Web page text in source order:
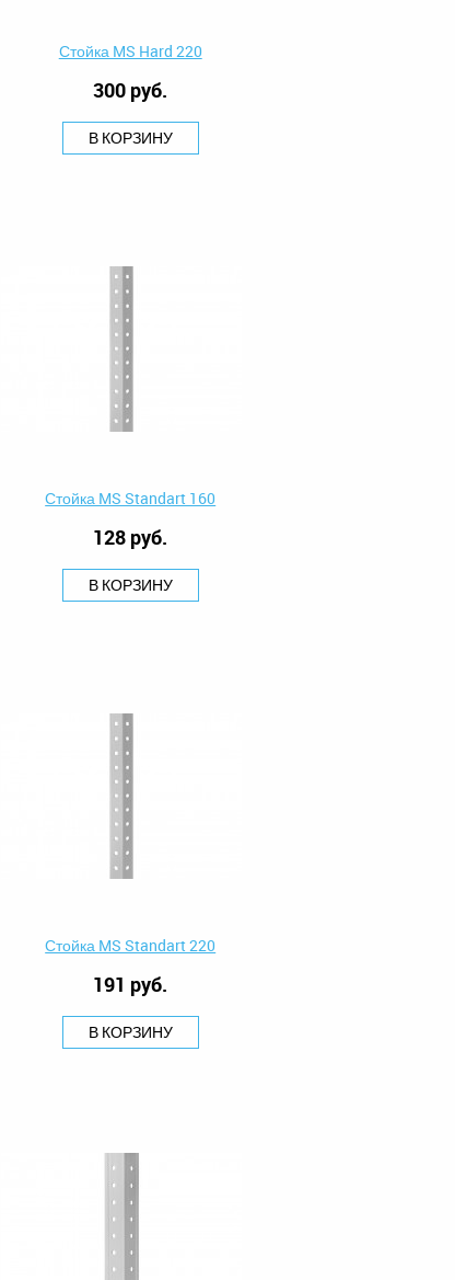
Стойка MS Hard 220
300 руб.
В КОРЗИНУ
Стойка MS Standart 160
128 руб.
В КОРЗИНУ
Стойка MS Standart 220
191 руб.
В КОРЗИНУ